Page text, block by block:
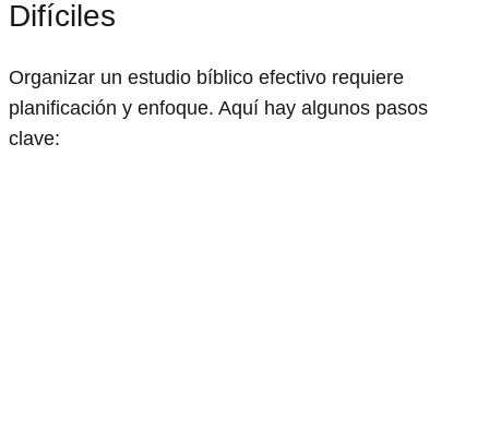
Difíciles
Organizar un estudio bíblico efectivo requiere
planificación y enfoque. Aquí hay algunos pasos
clave: